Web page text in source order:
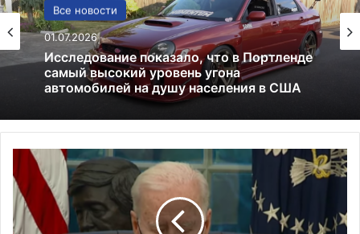
Все новости
01.07.2026
Исследование показало, что в Портленде
самый высокий уровень угона
автомобилей на душу населения в США
США
13.06.2025
Америка имеет огромный избыток сыра
с
в
я
з